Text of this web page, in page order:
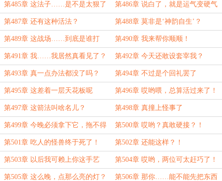
第485章 这法子……是不是太狠了
点？
第486章 说白了，就是运气变硬气
了
第487章 还有这种活法？ 第488章 莫非是‘神韵自生’？
第489章 这战场……到底是谁打
的？
第490章 我来帮你顺顺！
第491章 我……我居然真看见了？ 第492章 今天还敢设套宰我？
第493章 真一点办法都没了吗？ 第494章 不过是个回礼罢了
第495章 这差着一层天花板呢 第496章 哎哟喂，总算活过来了！
第497章 这箭法叫啥名儿？ 第498章 真撞上怪事了
第499章 今晚必须拿下它，拖不得 第500章 哎哟？真敢硬接？！
第501章 吃人的怪兽终于死了！ 第502章 还能这样？！
第503章 以后我可赖上你这手艺
啦！
第504章 哎哟，两位可太赶巧了！
第505章 这么晚，点那么亮的灯？ 第506章 那你……能不能先把东西